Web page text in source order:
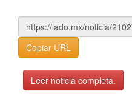
Copiar URL
Leer noticia completa.